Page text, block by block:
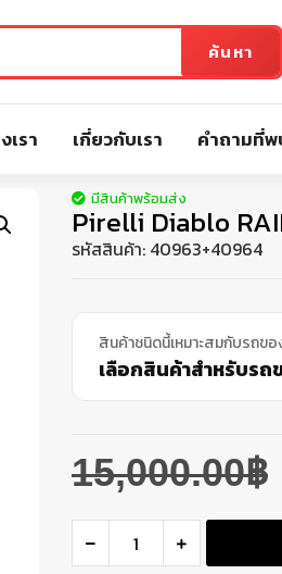
ค้นหา
เรา เกี่ยวกับเรา คำถามที่
มีสินค้าพร้อมส่ง
Pirelli Diablo
รหัสสินค้า: 40963+40964
สินค้าชนิดนี้เหมาะสมกับรถข
เลือกสินค้าสำหรับร
15,000.00฿